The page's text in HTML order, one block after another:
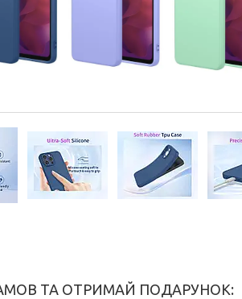
ТА ОТРИМАЙ ПОДАРУНОК